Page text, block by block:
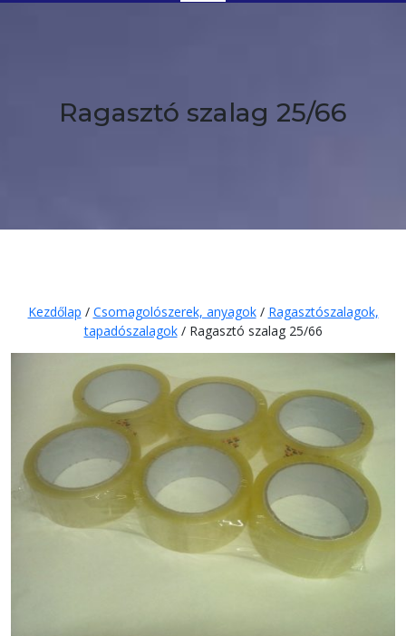
Button
Ragasztó szalag 25/66
Kezdőlap / Csomagolószerek, anyagok/ Ragasztószalagok,
tapadószalagok/ Ragasztó szalag 25/66